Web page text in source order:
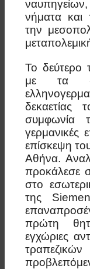
νήματα
την
Το δεύτερο
με τα
δεκαετίας
συμφωνία
γερμανικές
επίσκεψη
Αθήνα.
προκάλεσε
στο
της
πρώτη
εγχώριες